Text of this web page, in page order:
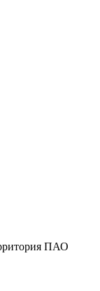
ПАО